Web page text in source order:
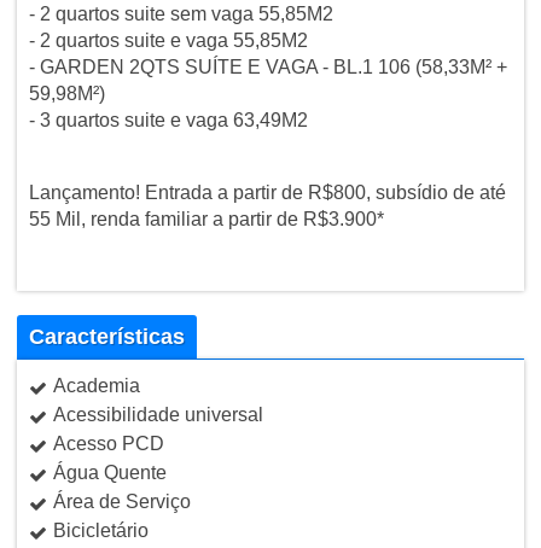
- 2 quartos suite sem vaga 55,85M2
- 2 quartos suite e vaga 55,85M2
- GARDEN 2QTS SUÍTE E VAGA - BL.1 106 (58,33M² +
59,98M²)
- 3 quartos suite e vaga 63,49M2
Lançamento! Entrada a partir de R$800, subsídio de até
55 Mil, renda familiar a partir de R$3.900*
Características
Academia
Acessibilidade universal
Acesso PCD
Água Quente
Área de Serviço
Bicicletário